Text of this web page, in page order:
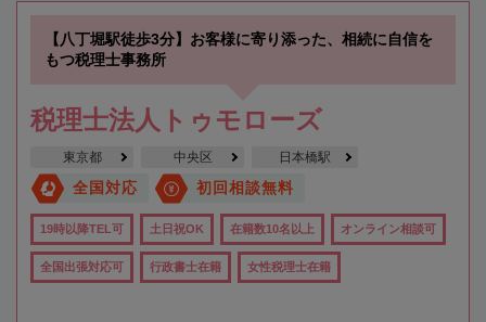
【八丁堀駅徒歩3分】お客様に寄り添った、相続に自信を
もつ税理士事務所
税理士法人トゥモローズ
東京都 中央区 日本橋駅
全国対応 初回相談無料
19時以降TEL可 土日祝OK 在籍数10名以上 オンライン相談可
全国出張対応可 行政書士在籍 女性税理士在籍